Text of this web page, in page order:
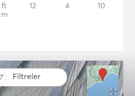
Filtreler
ft
12 4 10